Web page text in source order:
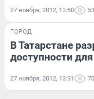
27 ноября, 2012, 13:50
ГОРОД
В Татарстане
доступности
27 ноября, 2012, 13:31